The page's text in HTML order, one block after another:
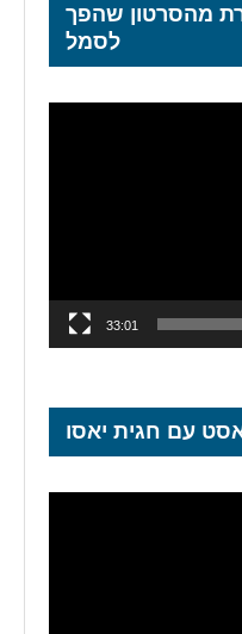
מהסרטון שהפך
לסמל
33:01
עם חגית יאסו